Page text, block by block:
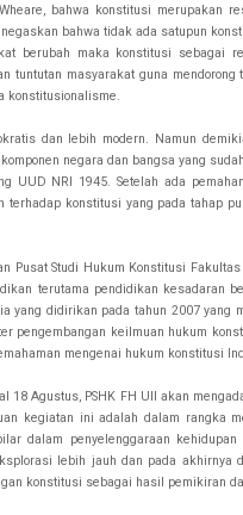
bahwa konstitusi merupakan
bahwa tidak ada satupun
berubah maka konstitusi sebagai
tuntutan masyarakat guna
konstitusionalisme.
dan lebih modern. Namun
negara dan bangsa yang
UUD NRI 1945. Setelah ada
konstitusi yang pada tahap
Studi Hukum Konstitusi
terutama pendidikan kesadaran
yang didirikan pada tahun 2007 yang
pengembangan keilmuan hukum
mengenai hukum konstitusi
Agustus, PSHK FH UII akan
kegiatan ini adalah dalam rangka
dalam penyelenggaraan
lebih jauh dan pada akhirnya
konstitusi sebagai hasil pemikiran